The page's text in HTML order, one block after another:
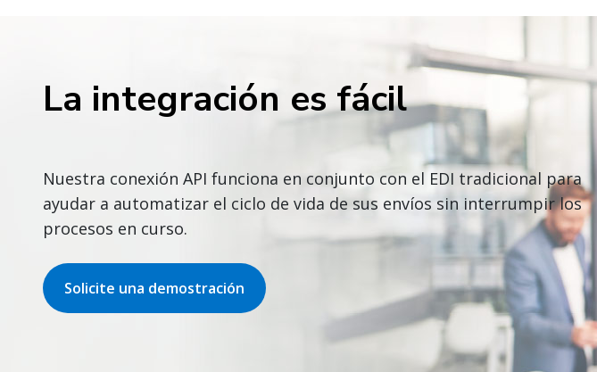
La integración es fácil
Nuestra conexión API funciona en conjunto con el EDI tradicional para
ayudar a automatizar el ciclo de vida de sus envíos sin interrumpir los
procesos en curso.
Solicite una demostración